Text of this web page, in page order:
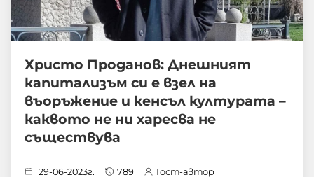
Христо Проданов: Днешният
капитализъм си е взел на
въоръжение и кенсъл културата –
каквото не ни харесва не
съществува
29-06-2023г. 789 Гост-автор